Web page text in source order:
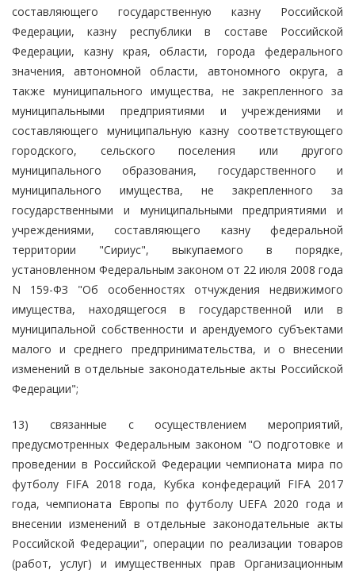
составляющего государственную казну Российской
Федерации, казну республики в составе Российской
Федерации, казну края, области, города федерального
значения, автономной области, автономного округа, а
также муниципального имущества, не закрепленного за
муниципальными предприятиями и учреждениями и
составляющего муниципальную казну соответствующего
городского, сельского поселения или другого
муниципального образования, государственного и
муниципального имущества, не закрепленного за
государственными и муниципальными предприятиями и
учреждениями, составляющего казну федеральной
территории "Сириус", выкупаемого в порядке,
установленном Федеральным законом от 22 июля 2008 года
N 159-ФЗ "Об особенностях отчуждения недвижимого
имущества, находящегося в государственной или в
муниципальной собственности и арендуемого субъектами
малого и среднего предпринимательства, и о внесении
изменений в отдельные законодательные акты Российской
Федерации";
13) связанные с осуществлением мероприятий,
предусмотренных Федеральным законом "О подготовке и
проведении в Российской Федерации чемпионата мира по
футболу FIFA 2018 года, Кубка конфедераций FIFA 2017
года, чемпионата Европы по футболу UEFA 2020 года и
внесении изменений в отдельные законодательные акты
Российской Федерации", операции по реализации товаров
(работ, услуг) и имущественных прав Организационным